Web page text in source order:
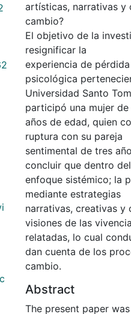
artísticas, narrativas y
cambio?
El objetivo de la
resignificar la
experiencia de
psicológica
Universidad Santo
participó una mujer de
años de edad, quien
ruptura con su pareja
sentimental de tres
concluir que dentro del
enfoque sistémico; la
mediante estrategias
narrativas, creativas y
visiones de las
relatadas, lo cual
dan cuenta de los
cambio.
Abstract
The present paper